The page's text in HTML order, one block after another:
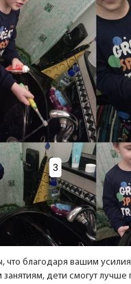
что благодаря вашим
дети смогут лучше